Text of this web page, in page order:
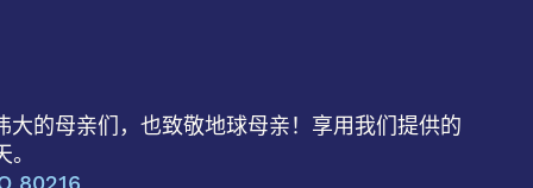
的母亲们，也致敬地球母亲！享用我们提供的